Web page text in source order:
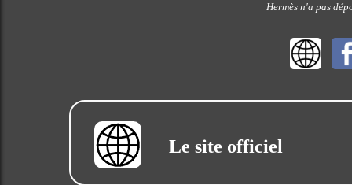
Hermès n'a pas
Le site officiel